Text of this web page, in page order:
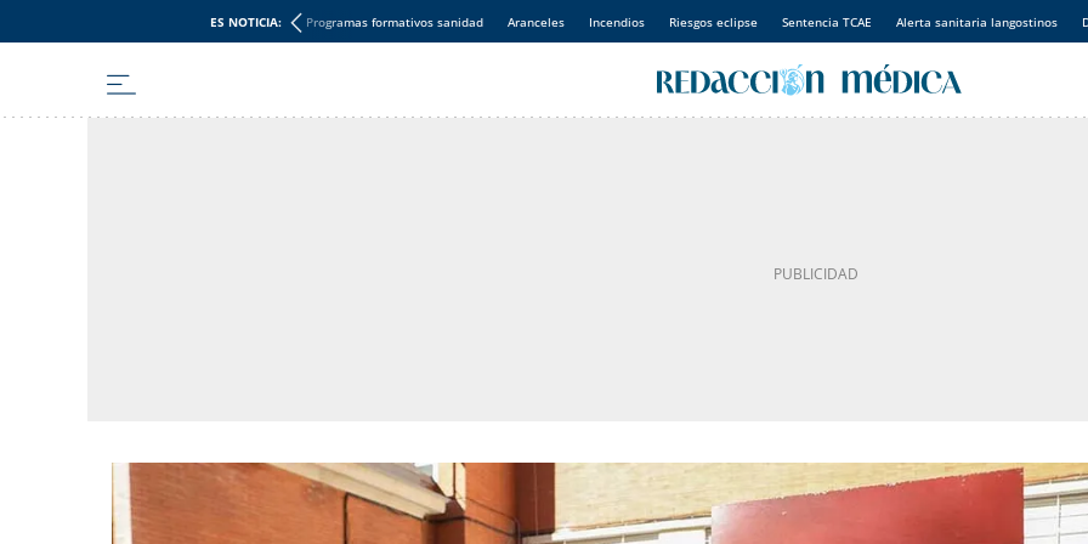
ES NOTICIA: Programas formativos sanidad Aranceles Incendios Riesgos eclipse Sentencia TCAE Alerta sanitaria langostinos